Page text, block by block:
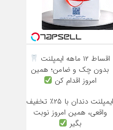
اقساط ۱۲ ماهه ایمپلنت
بدون چک و ضامن؛ همین
امروز اقدام کن
ایمپلنت دندان با ۲۵٪ تخفیف
واقعی، همین امروز نوبت
بگیر